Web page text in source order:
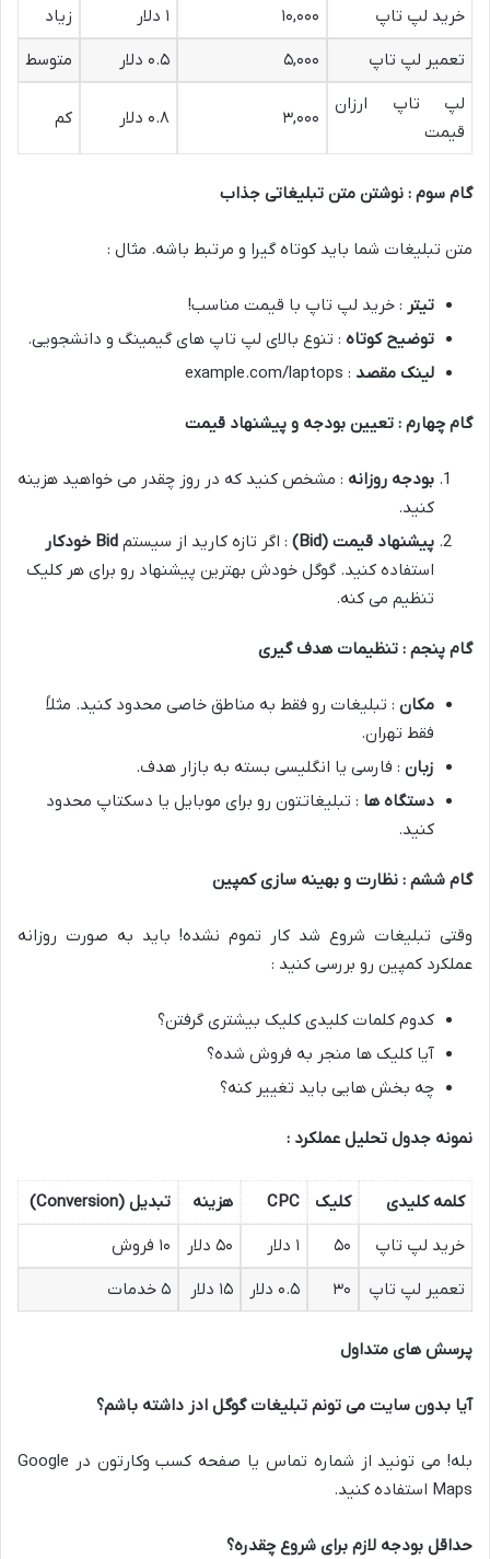
خرید لپ تاپ ۱۰,۰۰۰ ۱ دلار
زیاد
تعمیر لپ تاپ
۵,۰۰۰ ۰.۵ دلار
متوسط
لپ تاپ ارزان
قیمت
۳,۰۰۰ ۰.۸ دلار کم
گام سوم : نوشتن متن تبلیغاتی جذاب
متن تبلیغات شما باید کوتاه گیرا و مرتبط باشه. مثال :
تیتر : خرید لپ تاپ با قیمت مناسب!
توضیح کوتاه : تنوع بالای لپ تاپ های گیمینگ و دانشجویی.
لینک مقصد : example.com/laptops
گام چهارم : تعیین بودجه و پیشنهاد قیمت
بودجه روزانه : مشخص کنید که در روز چقدر می خواهید هزینه
کنید.
پیشنهاد قیمت (Bid) : اگر تازه کارید از سیستم Bid خودکار
استفاده کنید. گوگل خودش بهترین پیشنهاد رو برای هر کلیک
تنظیم می کنه.
گام پنجم : تنظیمات هدف گیری
مکان : تبلیغات رو فقط به مناطق خاصی محدود کنید. مثلاً
فقط تهران.
زبان : فارسی یا انگلیسی بسته به بازار هدف.
دستگاه ها : تبلیغاتتون رو برای موبایل یا دسکتاپ محدود
کنید.
گام ششم : نظارت و بهینه سازی کمپین
وقتی تبلیغات شروع شد کار تموم نشده! باید به صورت روزانه
عملکرد کمپین رو بررسی کنید :
کدوم کلمات کلیدی کلیک بیشتری گرفتن؟
آیا کلیک ها منجر به فروش شده؟
چه بخش هایی باید تغییر کنه؟
نمونه جدول تحلیل عملکرد :
کلمه کلیدی کلیک CPC هزینه تبدیل (Conversion)
خرید لپ تاپ
۵۰ ۱ دلار ۵۰ دلار
۱۰ فروش
تعمیر لپ تاپ
۳۰ ۰.۵ دلار ۱۵ دلار ۵ خدمات
پرسش های متداول
آیا بدون سایت می تونم تبلیغات گوگل ادز داشته باشم؟
بله! می تونید از شماره تماس یا صفحه کسب وکارتون در Google
Maps استفاده کنید.
حداقل بودجه لازم برای شروع چقدره؟